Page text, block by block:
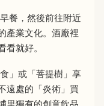
餐，然後前往附近
產業文化。酒廠裡
就好。
」或「菩提樹」享
遠處的「炎術」買